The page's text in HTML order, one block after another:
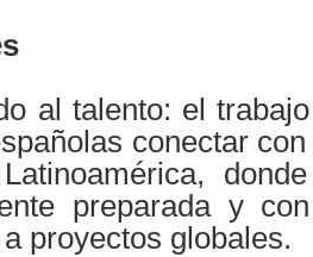
al talento: el
conectar
preparada y
proyectos globales.